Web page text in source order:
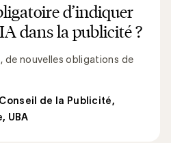
d’indiquer
dans la publicité ?
de nouvelles obligations de
de la Publicité,
UBA